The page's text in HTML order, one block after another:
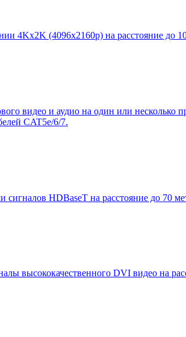
4Kx2K (4096x2160p) на расстояние до
видео и аудио на один или несколько
CAT5e/6/7.
HDBaseT на расстояние до 70
высококачественного DVI видео на